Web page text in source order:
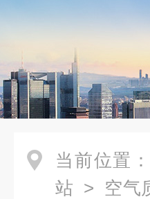
当前位置：
站 > 空气